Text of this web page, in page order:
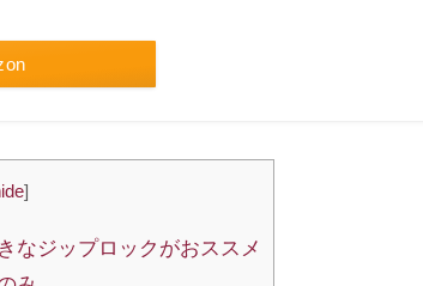
]
なジップロックがおススメ